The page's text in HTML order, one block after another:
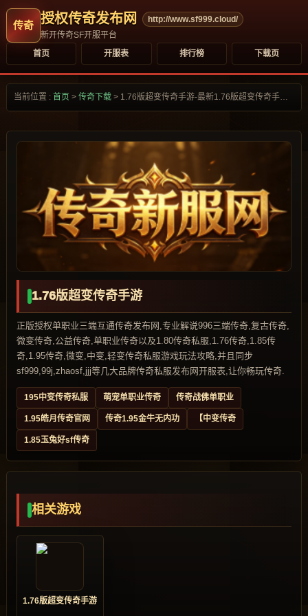
授权传奇发布网
http://www.sf999.cloud/
新开传奇SF开服平台
首页
开服表 排行榜 下载页
当前位置 : 首页 > 传奇下载 > 1.76版超变传奇手游-最新1.76版超变传奇手游合集大全-
1.76版超变传奇手游
正版授权单职业三端互通传奇发布网,专业解说996三端传奇,复古传奇,
微变传奇,公益传奇,单职业传奇以及1.80传奇私服,1.76传奇,1.85传
奇,1.95传奇,微变,中变,轻变传奇私服游戏玩法攻略,并且同步
sf999,99j,zhaosf,jjj等几大品牌传奇私服发布网开服表,让你畅玩传奇.
195中变传奇私服 萌宠单职业传奇 传奇战佛单职业
1.95皓月传奇官网 传奇1.95金牛无内功 【中变传奇
1.85玉兔好sf传奇
相关游戏
1.76版超变传奇手游